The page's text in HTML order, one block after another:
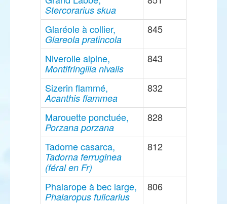
Stercorarius skua
Glaréole à collier,
Glareola pratincola
845
Niverolle alpine,
Montifringilla nivalis
843
Sizerin flammé,
Acanthis flammea
832
Marouette ponctuée,
Porzana porzana
828
Tadorne casarca,
Tadorna ferruginea
(féral en Fr)
812
Phalarope à bec large,
Phalaropus fulicarius
806